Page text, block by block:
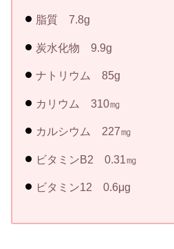
脂質 7.8g
炭水化物 9.9g
ナトリウム 85g
カリウム 310㎎
カルシウム 227㎎
ビタミンB2 0.31㎎
ビタミン12 0.6μg